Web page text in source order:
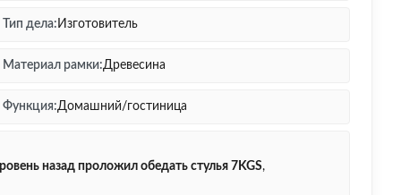
Тип дела: Изготовитель
Материал рамки:Древесина
Функция:Домашний/гостиница
назад проложил обедать стулья 7KGS,